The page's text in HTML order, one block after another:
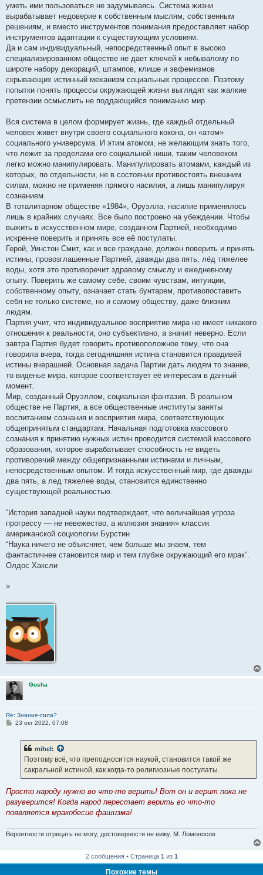
уметь ими пользоваться не задумываясь. Система жизни
вырабатывает недоверие к собственным мыслям, собственным
решениям, и вместо инструментов понимания предоставляет набор
инструментов адаптации к существующим условиям.
Да и сам индивидуальный, непосредственный опыт в высоко
специализированном обществе не дает ключей к небывалому по
широте набору декораций, штампов, клише и эвфемизмов
скрывающих истинный механизм социальных процессов. Поэтому
попытки понять процессы окружающей жизни выглядят как жалкие
претензии осмыслить не поддающийся пониманию мир.
Вся система в целом формирует жизнь, где каждый отдельный
человек живет внутри своего социального кокона, он «атом»
социального универсума. И этим атомом, не желающим знать того,
что лежит за пределами его социальной ниши, таким человеком
легко можно манипулировать. Манипулировать атомами, каждый из
которых, по отдельности, не в состоянии противостоять внешним
силам, можно не применяя прямого насилия, а лишь манипулируя
сознанием.
В тоталитарном обществе «1984», Оруэлла, насилие применялось
лишь в крайних случаях. Все было построено на убеждении. Чтобы
выжить в искусственном мире, созданном Партией, необходимо
искренне поверить и принять все её постулаты.
Герой, Уинстон Смит, как и все граждане, должен поверить и принять
истины, провозглашенные Партией, дважды два пять, лёд тяжелее
воды, хотя это противоречит здравому смыслу и ежедневному
опыту. Поверить же самому себе, своим чувствам, интуиции,
собственному опыту, означает стать бунтарем, противопоставить
себя не только системе, но и самому обществу, даже близким
людям.
Партия учит, что индивидуальное восприятие мира не имеет никакого
отношения к реальности, оно субъективно, а значит неверно. Если
завтра Партия будет говорить противоположное тому, что она
говорила вчера, тогда сегодняшняя истина становится правдивей
истины вчерашней. Основная задача Партии дать людям то знание,
то виденье мира, которое соответствует её интересам в данный
момент.
Мир, созданный Оруэллом, социальная фантазия. В реальном
обществе не Партия, а все общественные институты заняты
воспитанием сознания и восприятия мира, соответствующих
общепринятым стандартам. Начальная подготовка массового
сознания к принятию нужных истин проводится системой массового
образования, которое вырабатывает способность не видеть
противоречий между общепризнанными истинами и личным,
непосредственным опытом. И тогда искусственный мир, где дважды
два пять, а лед тяжелее воды, становится единственно
существующей реальностью.
“История западной науки подтверждает, что величайшая угроза
прогрессу — не невежество, а иллюзия знания» классик
американской социологии Бурстин
“Наука ничего не объясняет, чем больше мы знаем, тем
фантастичнее становится мир и тем глубже окружающий его мрак”.
Олдос Хаксли
×
Gosha
Re: Знание-сила?
С23 окт 2022, 07:08
mihel :
Поэтому всё, что преподносится наукой, становится такой же
сакральной истиной, как когда-то религиозные постулаты.
Просто народу нужно во что-то верить! Вот он и верит пока не
разуверится! Когда народ перестает верить во что-то
появляется мракобесие фашизма!
Вероятности отрицать не могу, достоверности не вижу. М. Ломоносов
2 сообщения • Страница 1 из 1
Похожие темы